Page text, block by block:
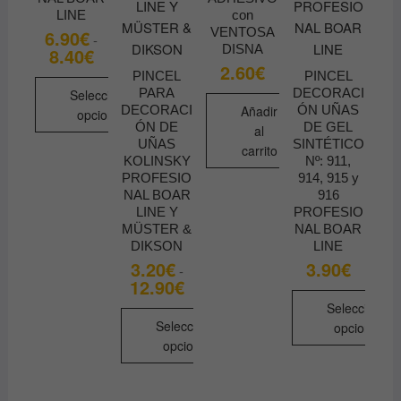
LINE
6.90€ -
8.40€Rango
de
precios:
desde
6.90€
hasta
8.40€
Seleccionar
opciones
variantes.
PINCEL
PARA
DECORACI
ÓN DE
UÑAS
KOLINSKY
PROFESIO
NAL BOAR
LINE Y
MÜSTER &
DIKSON
3.20€ -
12.90€Rango
de
precios:
desde
3.20€
hasta
12.90€
Seleccionar
opciones
con
VENTOSA
DISNA
2.60€
Añadir
al
carrito
PINCEL
DECORACI
ÓN UÑAS
DE GEL
SINTÉTICO
Nº: 911,
914, 915 y
916
PROFESIO
NAL BOAR
LINE
3.90€
Seleccionar
opciones